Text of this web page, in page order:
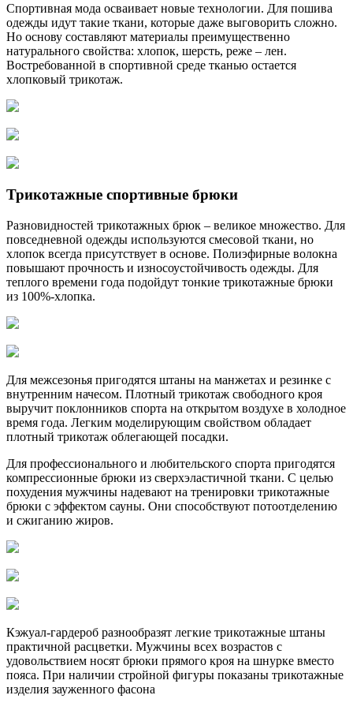
Спортивная мода осваивает новые технологии. Для пошива
одежды идут такие ткани, которые даже выговорить сложно.
Но основу составляют материалы преимущественно
натурального свойства: хлопок, шерсть, реже – лен.
Востребованной в спортивной среде тканью остается
хлопковый трикотаж.
Трикотажные спортивные брюки
Разновидностей трикотажных брюк – великое множество. Для
повседневной одежды используются смесовой ткани, но
хлопок всегда присутствует в основе. Полиэфирные волокна
повышают прочность и износоустойчивость одежды. Для
теплого времени года подойдут тонкие трикотажные брюки
из 100%-хлопка.
Для межсезонья пригодятся штаны на манжетах и резинке с
внутренним начесом. Плотный трикотаж свободного кроя
выручит поклонников спорта на открытом воздухе в холодное
время года. Легким моделирующим свойством обладает
плотный трикотаж облегающей посадки.
Для профессионального и любительского спорта пригодятся
компрессионные брюки из сверхэластичной ткани. С целью
похудения мужчины надевают на тренировки трикотажные
брюки с эффектом сауны. Они способствуют потоотделению
и сжиганию жиров.
Кэжуал-гардероб разнообразят легкие трикотажные штаны
практичной расцветки. Мужчины всех возрастов с
удовольствием носят брюки прямого кроя на шнурке вместо
пояса. При наличии стройной фигуры показаны трикотажные
изделия зауженного фасона